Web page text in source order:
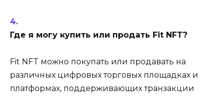
Где я могу купить или продать Fit NFT?
Fit NFT можно покупать или продавать на
различных цифровых торговых площадках и
платформах, поддерживающих транзакции